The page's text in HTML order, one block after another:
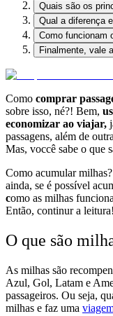
Quais são os
Qual a diferença
Como funcionam
Finalmente, vale
Como comprar
sobre isso, né?! Bem,
economizar ao viajar,
passagens, além de
Mas, voccê sabe o que
Como acumular milhas
ainda, se é possível
como as milhas
Então, continur a leitura!
O que são
As milhas são
Azul, Gol, Latam e
passageiros. Ou seja,
milhas e faz uma